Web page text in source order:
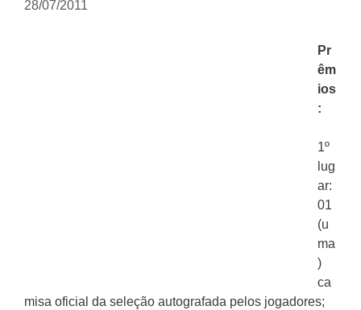
28/07/2011
Pr
êm
ios
:
1º
lug
ar:
01
(u
ma
)
ca
misa oficial da seleção autografada pelos jogadores;